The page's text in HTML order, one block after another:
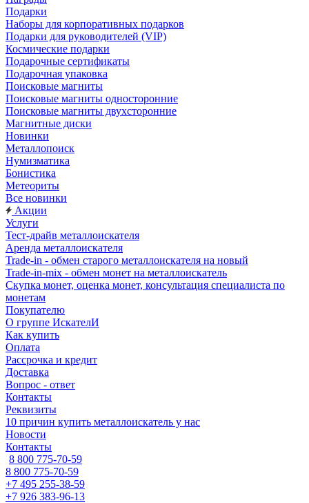
Подарки
Наборы для корпоративных подарков
Подарки для руководителей (VIP)
Космические подарки
Подарочные сертификаты
Подарочная упаковка
Поисковые магниты
Поисковые магниты односторонние
Поисковые магниты двухсторонние
Магнитные диски
Новинки
Металлопоиск
Нумизматика
Бонистика
Метеориты
Все новинки
Акции
Услуги
Тест-драйв металлоискателя
Аренда металлоискателя
Trade-in - обмен старого металлоискателя на новый
Trade-in-mix - обмен монет на металлоискатель
Скупка монет, оценка монет, консультация специалиста по
монетам
Покупателю
О группе ИскателИ
Как купить
Оплата
Рассрочка и кредит
Доставка
Вопрос - ответ
Контакты
Реквизиты
10 причин купить металлоискатель у нас
Новости
Контакты
8 800 775-70-59
8 800 775-70-59
+7 495 255-38-59
+7 926 383-96-13